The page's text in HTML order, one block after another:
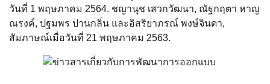
วันที่ 1 พฤษภาคม 2564. ชญานุช เสวกวัฒนา, ณัฐกฤตา หาญ
ณรงค์, ปฐมพร ปานกลิ่น และอิสริยาภรณ์ พงษ์จินดา,
สัมภาษณ์เมื่อวันที่ 21 พฤษภาคม 2563.